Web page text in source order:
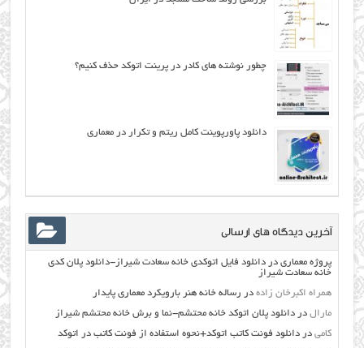
چطور نوشته های کادر در پرینت اتوکد حذف کنیم؟
دانلود پاورپوینت کامل ریتم و تکرار در معماری
آخرین دیدگاه های ارسالی
پروژه معماری دردانلود فایل اتوکدی خانه سعادت شیراز-دانلود پلان کدی
خانه سعادت شیراز
همراه اکبرخان زاده در رساله خانه هنر بارویکرد معماری پایدار
مارال دردانلود پلان اتوکد خانه محتشم-نما و برش خانه محتشم شیراز
کامی دردانلود فونت کاتب اتوکد+نحوه استفاده از فونت کاتب در اتوکد